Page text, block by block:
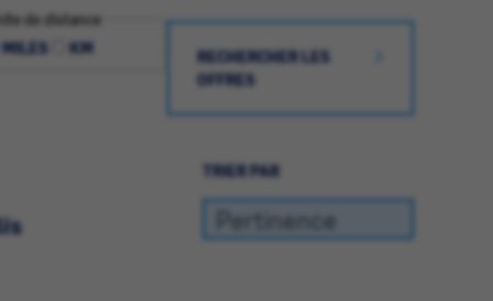
de distance
MILES
KM
RECHERCHER LES
OFFRES
TRIER PAR